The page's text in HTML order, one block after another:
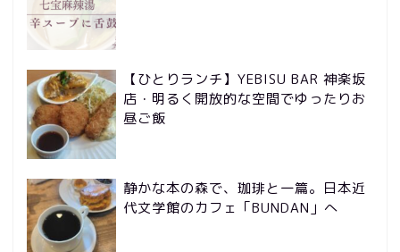
【ひとりランチ】YEBISU BAR 神楽坂
店・明るく開放的な空間でゆったりお
昼ご飯
静かな本の森で、珈琲と一篇。日本近
代文学館のカフェ「BUNDAN」へ